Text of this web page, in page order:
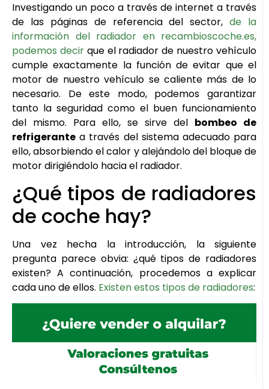
Investigando un poco a través de internet a través
de las páginas de referencia del sector,de la
información del radiador en recambioscoche.es,
podemos decirque el radiador de nuestro vehículo
cumple exactamente la función de evitar que el
motor de nuestro vehículo se caliente más de lo
necesario. De este modo, podemos garantizar
tanto la seguridad como el buen funcionamiento
del mismo. Para ello, se sirve del bombeo de
refrigerante a través del sistema adecuado para
ello, absorbiendo el calor y alejándolo del bloque de
motor dirigiéndolo hacia el radiador.
¿Qué tipos de radiadores
de coche hay?
Una vez hecha la introducción, la siguiente
pregunta parece obvia: ¿qué tipos de radiadores
existen? A continuación, procedemos a explicar
cada uno de ellos. Existen estos tipos de radiadores: